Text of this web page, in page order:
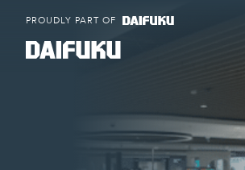
content
PROUDLY PART OF